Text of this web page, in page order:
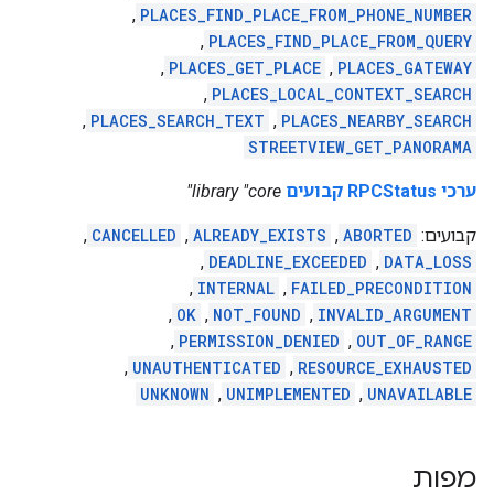
PLACES_FIND_PLACE_FROM_PHONE_NUMBER
,
PLACES_FIND_PLACE_FROM_QUERY
,
PLACES_GATEWAY
,
PLACES_GET_PLACE
,
PLACES_LOCAL_CONTEXT_SEARCH
,
PLACES_NEARBY_SEARCH
,
PLACES_SEARCH_TEXT
,
STREETVIEW_GET_PANORAMA
ערכי RPCStatus קבועים library "core"
קבועים: ABORTED
,
ALREADY_EXISTS
,
CANCELLED
,
DATA_LOSS
,
DEADLINE_EXCEEDED
,
FAILED_PRECONDITION
,
INTERNAL
,
INVALID_ARGUMENT
,
NOT_FOUND
,
OK
,
OUT_OF_RANGE
,
PERMISSION_DENIED
,
RESOURCE_EXHAUSTED
,
UNAUTHENTICATED
,
UNAVAILABLE
,
UNIMPLEMENTED
,
UNKNOWN
מפות